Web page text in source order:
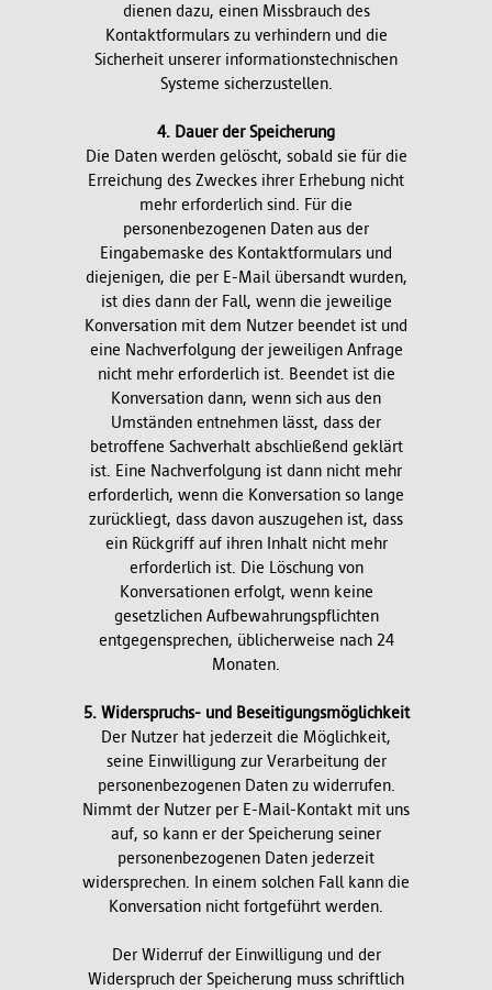
dienen dazu, einen Missbrauch des
Kontaktformulars zu verhindern und die
Sicherheit unserer informationstechnischen
Systeme sicherzustellen.
4. Dauer der Speicherung
Die Daten werden gelöscht, sobald sie für die
Erreichung des Zweckes ihrer Erhebung nicht
mehr erforderlich sind. Für die
personenbezogenen Daten aus der
Eingabemaske des Kontaktformulars und
diejenigen, die per E-Mail übersandt wurden,
ist dies dann der Fall, wenn die jeweilige
Konversation mit dem Nutzer beendet ist und
eine Nachverfolgung der jeweiligen Anfrage
nicht mehr erforderlich ist. Beendet ist die
Konversation dann, wenn sich aus den
Umständen entnehmen lässt, dass der
betroffene Sachverhalt abschließend geklärt
ist. Eine Nachverfolgung ist dann nicht mehr
erforderlich, wenn die Konversation so lange
zurückliegt, dass davon auszugehen ist, dass
ein Rückgriff auf ihren Inhalt nicht mehr
erforderlich ist. Die Löschung von
Konversationen erfolgt, wenn keine
gesetzlichen Aufbewahrungspflichten
entgegensprechen, üblicherweise nach 24
Monaten.
5. Widerspruchs- und Beseitigungsmöglichkeit
Der Nutzer hat jederzeit die Möglichkeit,
seine Einwilligung zur Verarbeitung der
personenbezogenen Daten zu widerrufen.
Nimmt der Nutzer per E-Mail-Kontakt mit uns
auf, so kann er der Speicherung seiner
personenbezogenen Daten jederzeit
widersprechen. In einem solchen Fall kann die
Konversation nicht fortgeführt werden.
Der Widerruf der Einwilligung und der
Widerspruch der Speicherung muss schriftlich